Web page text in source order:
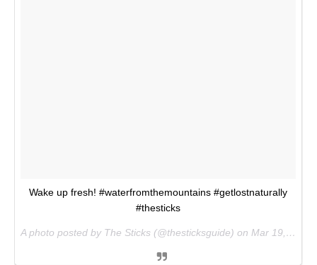
Wake up fresh! #waterfromthemountains #getlostnaturally
#thesticks
A photo posted by The Sticks (@thesticksguide) on Mar 19, 2016 at 3:48pm PDT